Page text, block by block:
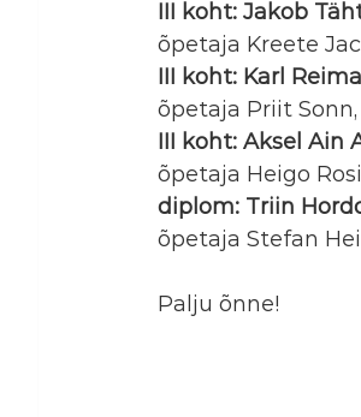
III koht: Jakob
õpetaja Kreete
III koht: Karl
õpetaja Priit
III koht: Aksel Ain
õpetaja Heigo
diplom: Triin
õpetaja Stefan
Palju õnne!